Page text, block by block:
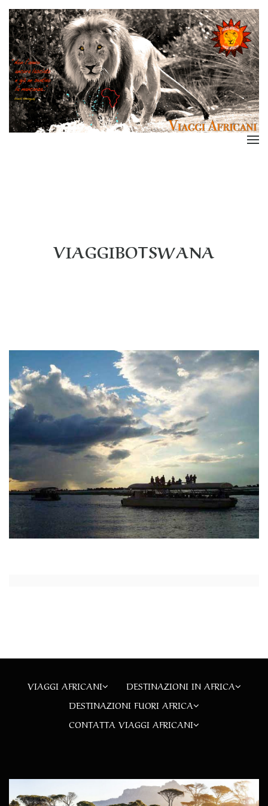
VIAGGIBOTSWANA
VIAGGI AFRICANI
DESTINAZIONI IN AFRICA
DESTINAZIONI FUORI AFRICA
CONTATTA VIAGGI AFRICANI